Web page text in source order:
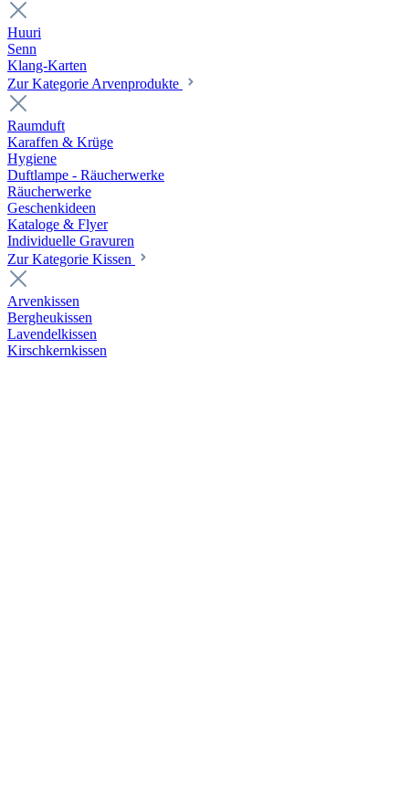
Huuri
Senn
Klang-Karten
Zur Kategorie Arvenprodukte
Raumduft
Karaffen & Krüge
Hygiene
Duftlampe - Räucherwerke
Räucherwerke
Geschenkideen
Kataloge & Flyer
Individuelle Gravuren
Zur Kategorie Kissen
Arvenkissen
Bergheukissen
Lavendelkissen
Kirschkernkissen